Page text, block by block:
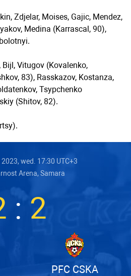
Zdjelar, Moises, Gajic, Mendez,
Medina (Karrascal, 90),
Bijl, Vitugov (Kovalenko,
83), Rasskazov, Kostanza,
Tsypchenko
(Shitov, 82).
wed. 17:30 UTC+3
Arena, Samara
: 2
PFC CSKA